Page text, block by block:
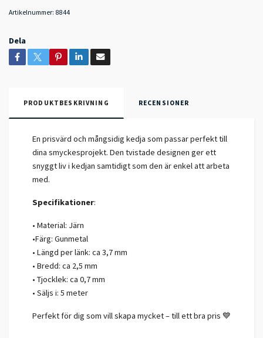
Artikelnummer: 8844
Dela
PRODUKTBESKRIVNING RECENSIONER
En prisvärd och mångsidig kedja som passar perfekt till
dina smyckesprojekt. Den tvistade designen ger ett
snyggt liv i kedjan samtidigt som den är enkel att arbeta
med.
Specifikationer:
• Material: Järn
•Färg: Gunmetal
• Längd per länk: ca 3,7 mm
• Bredd: ca 2,5 mm
• Tjocklek: ca 0,7 mm
• Säljs i: 5 meter
Perfekt för dig som vill skapa mycket – till ett bra pris 💙